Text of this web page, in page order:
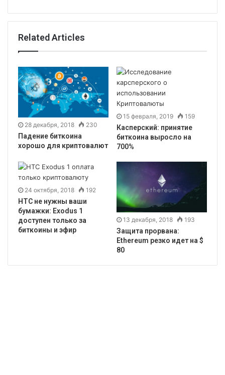
Related Articles
28 декабря, 2018 230
Падение биткоина
хорошо для криптовалют
15 февраля, 2019 159
Касперский: принятие
биткоина выросло на
700%
24 октября, 2018 192
HTC не нужны ваши
бумажки: Exodus 1
доступен только за
биткоины и эфир
13 декабря, 2018 193
Защита прорвана:
Ethereum резко идет на $
80